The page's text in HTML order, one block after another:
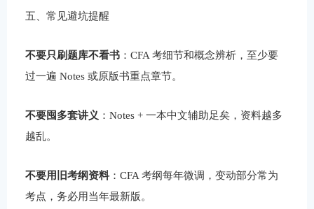
五、常见避坑提醒
不要只刷题库不看书 ：CFA 考细节和概念辨析，至少要
过一遍 Notes 或原版书重点章节。
不要囤多套讲义 ：Notes + 一本中文辅助足矣，资料越多
越乱。
不要用旧考纲资料 ：CFA 考纲每年微调，变动部分常为
考点，务必用当年最新版。